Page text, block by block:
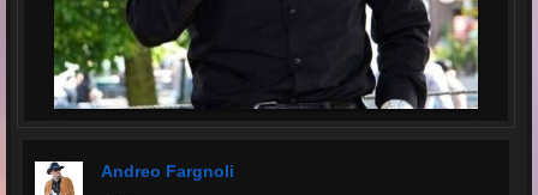
Andreo Fargnoli